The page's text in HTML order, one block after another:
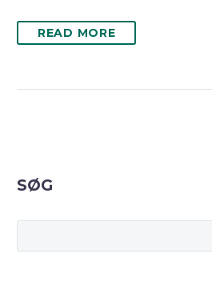
READ MORE
SØG